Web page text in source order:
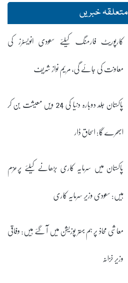
متعلقہ خبریں
کارپوریٹ فارمنگ کیلئے سعودی انویسٹرز کی
معاونت کی جائے گی، مریم نواز شریف
پاکستان جلد دوبارہ دنیا کی 24 ویں معیشت بن کر
ابھرے گا: اسحاق ڈار
پاکستان میں سرمایہ کاری بڑھانے کیلئے پرعزم
ہیں: سعودی وزیر سرمایہ کاری
معاشی محاذ پر ہم بہتر پوزیشن میں آ گئے ہیں: وفاقی
وزیر خزانہ